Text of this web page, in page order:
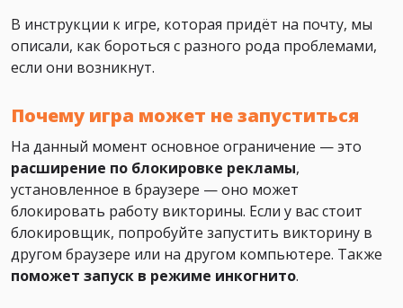
В инструкции к игре, которая придёт на почту, мы
описали, как бороться с разного рода проблемами,
если они возникнут.
Почему игра может не запуститься
На данный момент основное ограничение — это
расширение по блокировке рекламы,
установленное в браузере — оно может
блокировать работу викторины. Если у вас стоит
блокировщик, попробуйте запустить викторину в
другом браузере или на другом компьютере. Также
поможет запуск в режиме инкогнито.